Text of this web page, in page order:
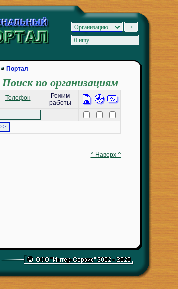
Портал
Поиск по организациям
Телефон
Режим
работы
^ Наверх ^